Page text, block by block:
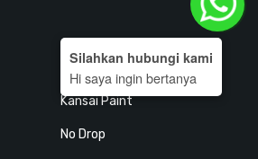
Holodeck
Kansai Paint
No Drop
Silahkan hubungi kami
Hi saya ingin bertanya